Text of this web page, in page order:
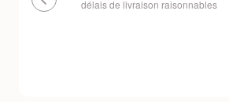
délais de livraison raisonnables